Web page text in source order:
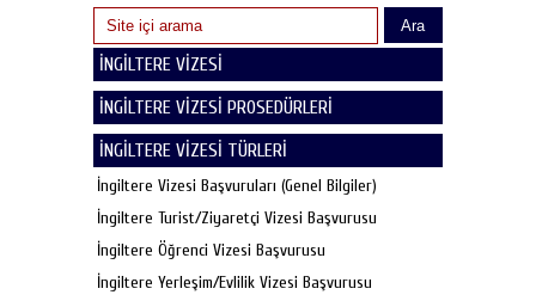
Ara
İNGİLTERE VİZESİ
İNGİLTERE VİZESİ PROSEDÜRLERİ
İNGİLTERE VİZESİ TÜRLERİ
İngiltere Vizesi Başvuruları (Genel Bilgiler)
İngiltere Turist/Ziyaretçi Vizesi Başvurusu
İngiltere Öğrenci Vizesi Başvurusu
İngiltere Yerleşim/Evlilik Vizesi Başvurusu